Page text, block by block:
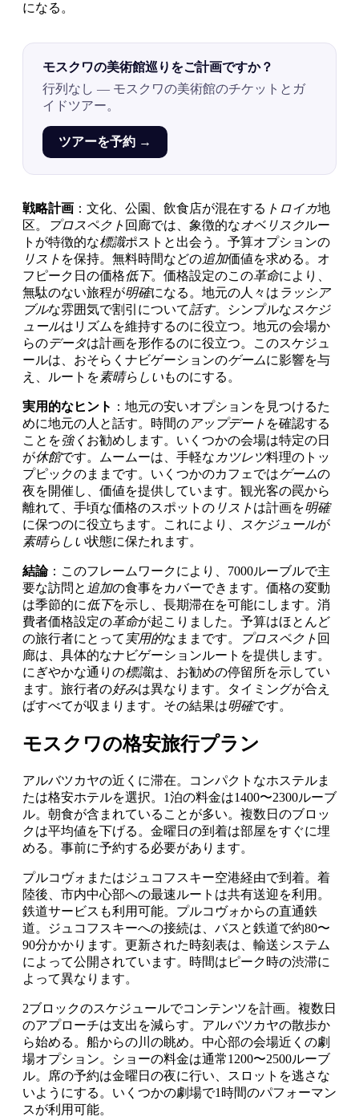
になる。
モスクワの美術館巡りをご計画ですか？
行列なし — モスクワの美術館のチケットとガ
イドツアー。
ツアーを予約 →
戦略計画 ：文化、公園、飲食店が混在する トロイカ地
区。
プロスペクト 回廊では、象徴的なオベリスクルー
トが特徴的な標識ポストと出会う。予算オプションの
リスト を保持。無料時間などの追加価値を求める。オ
フピーク日の価格低下。価格設定のこの革命により、
無駄のない旅程が明確になる。地元の人々は ラッシア
ブルな雰囲気で割引について話す。シンプルな スケジ
ュールはリズムを維持するのに役立つ。地元の会場か
らのデータは計画を形作るのに役立つ。このスケジュ
ールは、おそらくナビゲーションのゲームに影響を与
え、ルートを素晴らしいものにする。
実用的なヒント ：地元の安いオプションを見つけるた
めに地元の人と話す。時間の アップデート を確認する
ことを強く お勧めします。いくつかの会場は特定の日
が休館です。ムームーは、手軽な カツレツ料理のトッ
プピックのままです。いくつかのカフェではゲームの
夜を開催し、価値を提供しています。観光客の罠から
離れて、手頃な価格のスポットの リスト は計画を明確
に保つのに役立ちます。これにより、
スケジュールが
素晴らしい状態に保たれます。
結論：このフレームワークにより、7000ルーブルで主
要な訪問と 追加の食事をカバーできます。価格の変動
は季節的に低下を示し、長期滞在を可能にします。消
費者価格設定の革命が起こりました。予算はほとんど
の旅行者にとって 実用的なままです。 プロスペクト 回
廊は、具体的なナビゲーションルートを提供します。
にぎやかな通りの標識は、お勧めの停留所を示してい
ます。旅行者の好みは異なります。タイミングが合え
ばすべてが収まります。その結果は明確です。
モスクワの格安旅行プラン
アルバツカヤの近くに滞在。コンパクトなホステルま
たは格安ホテルを選択。1泊の料金は1400〜2300ルーブ
ル。朝食が含まれていることが多い。複数日のブロッ
クは平均値を下げる。金曜日の到着は部屋をすぐに埋
める。事前に予約する必要があります。
プルコヴォまたはジュコフスキー空港経由で到着。着
陸後、市内中心部への最速ルートは共有送迎を利用。
鉄道サービスも利用可能。プルコヴォからの直通鉄
道。ジュコフスキーへの接続は、バスと鉄道で約80〜
90分かかります。更新された時刻表は、輸送システム
によって公開されています。時間はピーク時の渋滞に
よって異なります。
2ブロックのスケジュールでコンテンツを計画。複数日
のアプローチは支出を減らす。アルバツカヤの散歩か
ら始める。船からの川の眺め。中心部の会場近くの劇
場オプション。ショーの料金は通常1200〜2500ルーブ
ル。席の予約は金曜日の夜に行い、スロットを逃さな
いようにする。いくつかの劇場で1時間のパフォーマン
スが利用可能。